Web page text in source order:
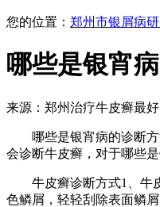
您的位置： 郑州市银屑病
哪些是银宵
来源：郑州治疗牛皮癣最
哪些是银宵病的诊断方
会诊断牛皮癣，对于哪些
牛皮癣诊断方式1、牛皮
色鳞屑，轻轻刮除表面鳞